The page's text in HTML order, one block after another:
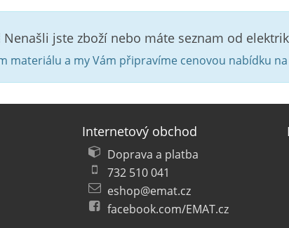
Nenašli jste zboží nebo máte seznam od
materiálu a my Vám připravíme cenovou nabídku
Internetový obchod
Doprava a platba
732 510 041
eshop@emat.cz
facebook.com/EMAT.cz